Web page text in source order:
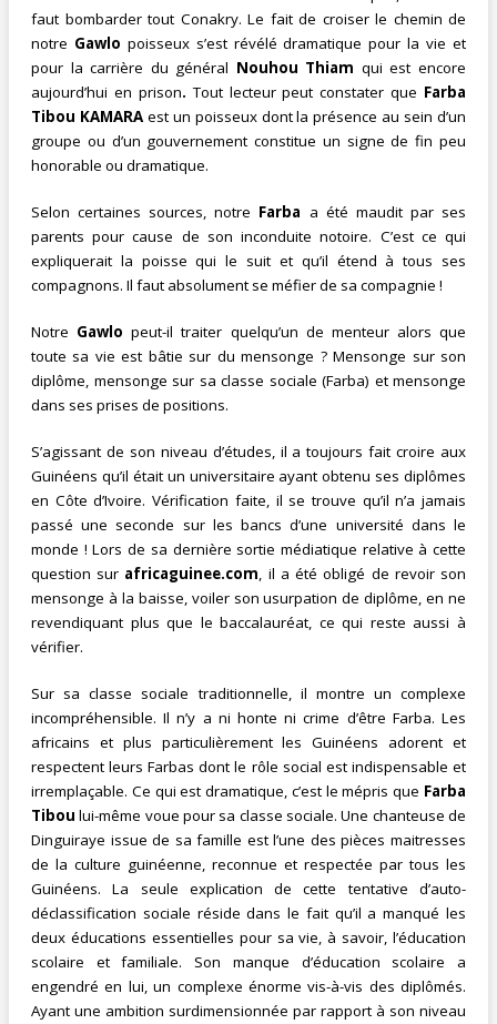
faut bombarder tout Conakry. Le fait de croiser le chemin de
notre Gawlo poisseux s’est révélé dramatique pour la vie et
pour la carrière du général Nouhou Thiam qui est encore
aujourd’hui en prison. Tout lecteur peut constater que Farba
Tibou KAMARA est un poisseux dont la présence au sein d’un
groupe ou d’un gouvernement constitue un signe de fin peu
honorable ou dramatique.
Selon certaines sources, notre Farba a été maudit par ses
parents pour cause de son inconduite notoire. C’est ce qui
expliquerait la poisse qui le suit et qu’il étend à tous ses
compagnons. Il faut absolument se méfier de sa compagnie !
Notre Gawlo peut-il traiter quelqu’un de menteur alors que
toute sa vie est bâtie sur du mensonge ? Mensonge sur son
diplôme, mensonge sur sa classe sociale (Farba) et mensonge
dans ses prises de positions.
S’agissant de son niveau d’études, il a toujours fait croire aux
Guinéens qu’il était un universitaire ayant obtenu ses diplômes
en Côte d’Ivoire. Vérification faite, il se trouve qu’il n’a jamais
passé une seconde sur les bancs d’une université dans le
monde ! Lors de sa dernière sortie médiatique relative à cette
question sur africaguinee.com, il a été obligé de revoir son
mensonge à la baisse, voiler son usurpation de diplôme, en ne
revendiquant plus que le baccalauréat, ce qui reste aussi à
vérifier.
Sur sa classe sociale traditionnelle, il montre un complexe
incompréhensible. Il n’y a ni honte ni crime d’être Farba. Les
africains et plus particulièrement les Guinéens adorent et
respectent leurs Farbas dont le rôle social est indispensable et
irremplaçable. Ce qui est dramatique, c’est le mépris que Farba
Tiboului-même voue pour sa classe sociale. Une chanteuse de
Dinguiraye issue de sa famille est l’une des pièces maitresses
de la culture guinéenne, reconnue et respectée par tous les
Guinéens. La seule explication de cette tentative d’auto-
déclassification sociale réside dans le fait qu’il a manqué les
deux éducations essentielles pour sa vie, à savoir, l’éducation
scolaire et familiale. Son manque d’éducation scolaire a
engendré en lui, un complexe énorme vis-à-vis des diplômés.
Ayant une ambition surdimensionnée par rapport à son niveau